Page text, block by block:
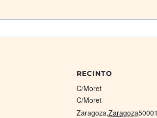
RECINTO
C/Moret
C/Moret
Zaragoza,Zaragoza50001